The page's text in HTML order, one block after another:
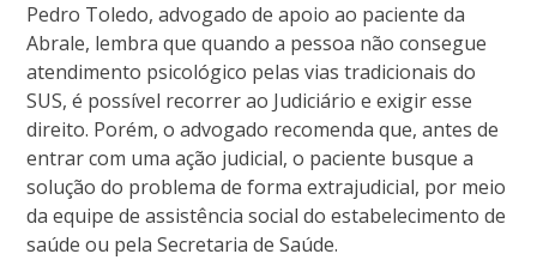
Pedro Toledo, advogado de apoio ao paciente da
Abrale, lembra que quando a pessoa não consegue
atendimento psicológico pelas vias tradicionais do
SUS, é possível recorrer ao Judiciário e exigir esse
direito. Porém, o advogado recomenda que, antes de
entrar com uma ação judicial, o paciente busque a
solução do problema de forma extrajudicial, por meio
da equipe de assistência social do estabelecimento de
saúde ou pela Secretaria de Saúde.